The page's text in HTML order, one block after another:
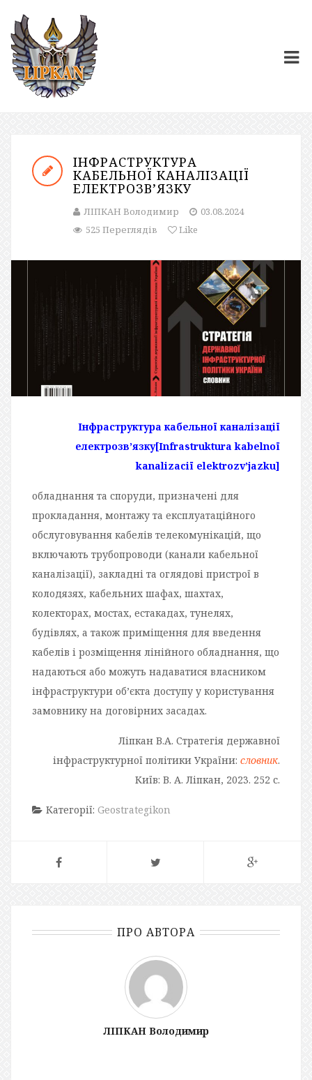
ІНФРАСТРУКТУРА
КАБЕЛЬНОЇ КАНАЛІЗАЦІЇ
ЕЛЕКТРОЗВ’ЯЗКУ
ЛІПКАН Володимир
03.08.2024
525 Переглядів
Like
Інфраструктура кабельної каналізації
електрозв’язку[Infrastruktura kabelnoї
kanalizaciї elektrozv’jazku]
обладнання та споруди, призначені для
прокладання, монтажу та експлуатаційного
обслуговування кабелів телекомунікацій, що
включають трубопроводи (канали кабельної
каналізації), закладні та оглядові пристрої в
колодязях, кабельних шафах, шахтах,
колекторах, мостах, естакадах, тунелях,
будівлях, а також приміщення для введення
кабелів і розміщення лінійного обладнання, що
надаються або можуть надаватися власником
інфраструктури об’єкта доступу у користування
замовнику на договірних засадах.
Ліпкан В.А. Стратегія державної
інфраструктурної політики України: словник.
Київ: В. А. Ліпкан, 2023. 252 с.
Категорії: Geostrategikon
ПРО АВТОРА
ЛІПКАН Володимир